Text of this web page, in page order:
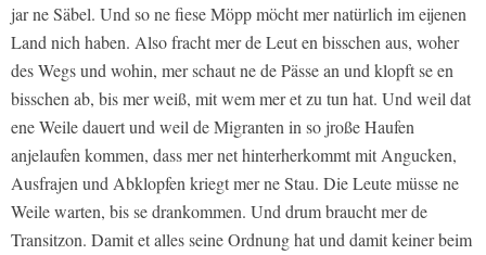
jar ne Säbel. Und so ne fiese Möpp möcht mer natürlich im eijenen
Land nich haben. Also fracht mer de Leut en bisschen aus, woher
des Wegs und wohin, mer schaut ne de Pässe an und klopft se en
bisschen ab, bis mer weiß, mit wem mer et zu tun hat. Und weil dat
ene Weile dauert und weil de Migranten in so jroße Haufen
anjelaufen kommen, dass mer net hinterherkommt mit Angucken,
Ausfrajen und Abklopfen kriegt mer ne Stau. Die Leute müsse ne
Weile warten, bis se drankommen. Und drum braucht mer de
Transitzon. Damit et alles seine Ordnung hat und damit keiner beim